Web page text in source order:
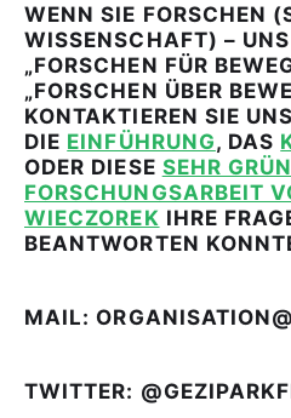
WENN SIE FORSCHEN
WISSENSCHAFT) –
„FORSCHEN FÜR
„FORSCHEN ÜBER
KONTAKTIEREN SIE
DIE EINFÜHRUNG, DAS
ODER DIESE SEHR
FORSCHUNGSARBEIT
WIECZOREK IHRE
BEANTWORTEN
MAIL:
TWITTER: